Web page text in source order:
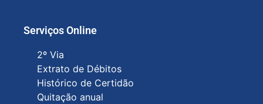
Serviços Online
2º Via
Extrato de Débitos
Histórico de Certidão
Quitação anual